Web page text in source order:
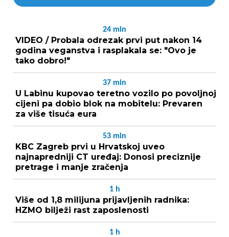
24 min
VIDEO / Probala odrezak prvi put nakon 14
godina veganstva i rasplakala se: "Ovo je
tako dobro!"
37 min
U Labinu kupovao teretno vozilo po povoljnoj
cijeni pa dobio blok na mobitelu: Prevaren
za više tisuća eura
53 min
KBC Zagreb prvi u Hrvatskoj uveo
najnapredniji CT uređaj: Donosi preciznije
pretrage i manje zračenja
1 h
Više od 1,8 milijuna prijavljenih radnika:
HZMO bilježi rast zaposlenosti
1 h